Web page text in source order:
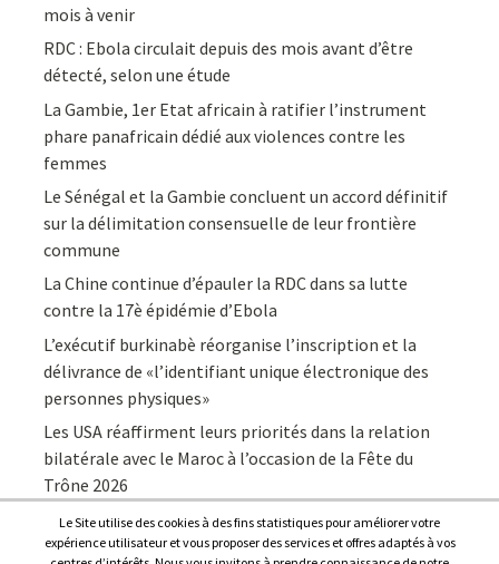
mois à venir
RDC : Ebola circulait depuis des mois avant d’être
détecté, selon une étude
La Gambie, 1er Etat africain à ratifier l’instrument
phare panafricain dédié aux violences contre les
femmes
Le Sénégal et la Gambie concluent un accord définitif
sur la délimitation consensuelle de leur frontière
commune
La Chine continue d’épauler la RDC dans sa lutte
contre la 17è épidémie d’Ebola
L’exécutif burkinabè réorganise l’inscription et la
délivrance de «l’identifiant unique électronique des
personnes physiques»
Les USA réaffirment leurs priorités dans la relation
bilatérale avec le Maroc à l’occasion de la Fête du
Trône 2026
Le Site utilise des cookies à des fins statistiques pour améliorer votre
expérience utilisateur et vous proposer des services et offres adaptés à vos